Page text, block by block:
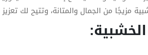
مزيجًا من الجمال والمتانة، وتتيح لك